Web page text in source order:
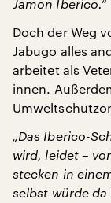
Jamon Iberico.“
Doch der Weg
Jabugo alles
arbeitet als
innen.
„Das Iberico-
wird, leidet –
stecken in
selbst würde